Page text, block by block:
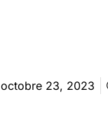
octobre 23, 2023